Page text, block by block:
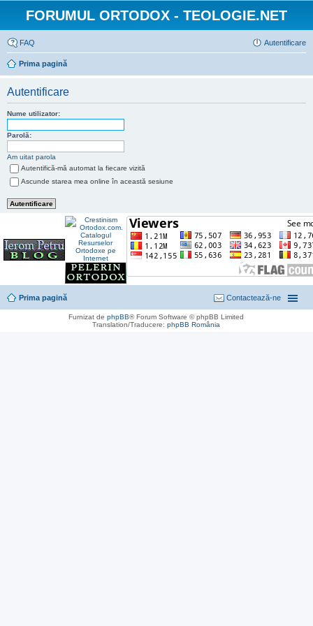
FORUMUL ORTODOX - TEOLOGIE.NET
FAQ Autentificare
Prima pagină
Autentificare
Nume utilizator:
Parolă:
Am uitat parola
Autentifică-mă automat la fiecare vizită
Ascunde starea mea online în această sesiune
Prima pagină Contactează-ne
Furnizat dephpBB® Forum Software © phpBB Limited
Translation/Traducere:phpBB România